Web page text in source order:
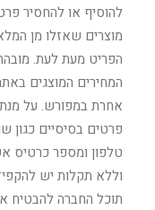
להוסיף או להחסיר
מוצרים שאזלו מן
הפריט מעת לעת.
המחירים המוצגים
אחרת במפורש. על
פרטים בסיסיים כגון
טלפון ומספר כרטיס
וללא תקלות יש
תוכל החברה להבטיח